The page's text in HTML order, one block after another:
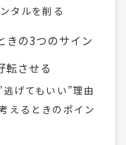
タルを削る
きの3つのサイン
転させる
げてもいい”理由
えるときのポイン